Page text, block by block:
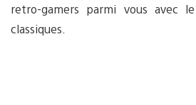
retro-gamers parmi vous avec
classiques.